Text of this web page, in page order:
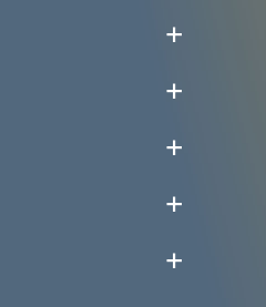
ン
ス一覧
アリティ